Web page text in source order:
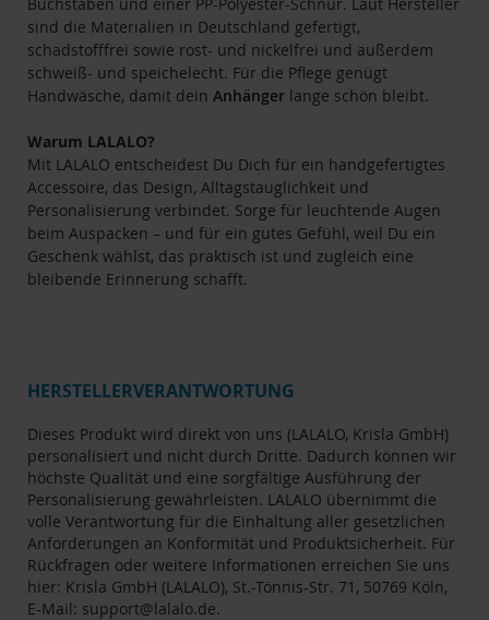
sind die Materialien in Deutschland gefertigt,
schadstofffrei sowie rost- und nickelfrei und außerdem
schweiß- und speichelecht. Für die Pflege genügt
Handwäsche, damit dein Anhänger lange schön bleibt.
Warum LALALO?
Mit LALALO entscheidest Du Dich für ein handgefertigtes
Accessoire, das Design, Alltagstauglichkeit und
Personalisierung verbindet. Sorge für leuchtende Augen
beim Auspacken – und für ein gutes Gefühl, weil Du ein
Geschenk wählst, das praktisch ist und zugleich eine
bleibende Erinnerung schafft.
HERSTELLERVERANTWORTUNG
Dieses Produkt wird direkt von uns (LALALO, Krisla GmbH)
personalisiert und nicht durch Dritte. Dadurch können wir
höchste Qualität und eine sorgfältige Ausführung der
Personalisierung gewährleisten. LALALO übernimmt die
volle Verantwortung für die Einhaltung aller gesetzlichen
Anforderungen an Konformität und Produktsicherheit. Für
Rückfragen oder weitere Informationen erreichen Sie uns
hier: Krisla GmbH (LALALO), St.-Tönnis-Str. 71, 50769 Köln,
E-Mail: support@lalalo.de.